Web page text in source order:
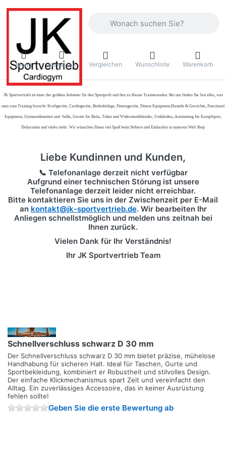
Menü Anmelden Vergleichen Wunschliste Warenkorb
JK Sportvertrieb ist einer der größten Anbieter für den Sportprofi und den zu Hause Trainierenden. Bei uns finden Sie fast alles, was
man zum Training braucht: Kraftgeräte, Cardiogeräte, Bodenbeläge, Fitnessgeräte, Fitness Equipment,Hanteln & Gewichte, Functional
Equipment, Gymnastikmatten und -bälle, Geräte für Reha, Tubes und Widerstandsbänder, Umkleiden, Ausstattung für Kampfsport,
Dekoration und vieles mehr. Wir wünschen Ihnen viel Spaß beim Stöbern und Einkaufen in unserem Web Shop
Liebe Kundinnen und Kunden,
📞 Telefonanlage derzeit nicht verfügbar
Aufgrund einer technischen Störung ist unsere
Telefonanlage derzeit leider nicht erreichbar.
Bitte kontaktieren Sie uns in der Zwischenzeit per E-Mail
an kontakt@jk-sportvertrieb.de. Wir bearbeiten Ihr
Anliegen schnellstmöglich und melden uns zeitnah bei
Ihnen zurück.
Vielen Dank für Ihr Verständnis!
Ihr JK Sportvertrieb Team
Schnellverschluss schwarz D 30 mm
Der Schnellverschluss schwarz D 30 mm bietet präzise, mühelose
Handhabung für sicheren Halt. Ideal für Taschen, Gurte und
Sportbekleidung, kombiniert er Robustheit und stilvolles Design.
Der einfache Klickmechanismus spart Zeit und vereinfacht den
Alltag. Ein zuverlässiges Accessoire, das in keiner Ausrüstung
fehlen sollte!
Geben Sie die erste Bewertung ab